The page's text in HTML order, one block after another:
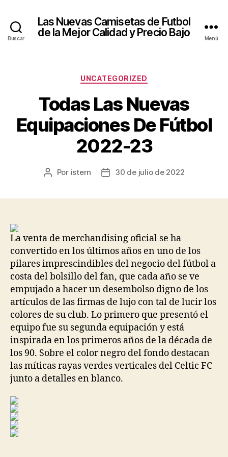
Buscar
Las Nuevas Camisetas de Futbol
de la Mejor Calidad y Precio Bajo
Menú
Categorías
UNCATEGORIZED
Todas Las Nuevas
Equipaciones De Fútbol
2022-23
Autor
Por istern
Fecha30 de julio de 2022
La venta de merchandising oficial se ha
convertido en los últimos años en uno de los
pilares imprescindibles del negocio del fútbol a
costa del bolsillo del fan, que cada año se ve
empujado a hacer un desembolso digno de los
artículos de las firmas de lujo con tal de lucir los
colores de su club. Lo primero que presentó el
equipo fue su segunda equipación y está
inspirada en los primeros años de la década de
los 90. Sobre el color negro del fondo destacan
las míticas rayas verdes verticales del Celtic FC
junto a detalles en blanco.